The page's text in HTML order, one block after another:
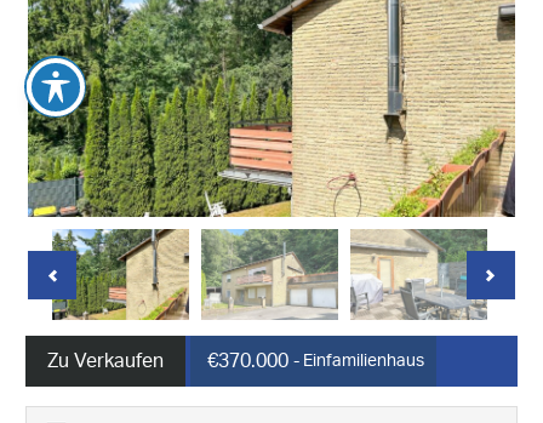
Zu Verkaufen €370.000 - Einfamilienhaus